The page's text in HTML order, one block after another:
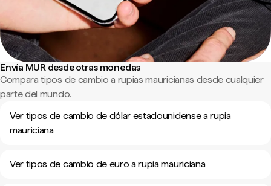
Envía MUR desde otras monedas
Compara tipos de cambio a rupias mauricianas desde cualquier
parte del mundo.
Ver tipos de cambio de dólar estadounidense a rupia
mauriciana
Ver tipos de cambio de euro a rupia mauriciana